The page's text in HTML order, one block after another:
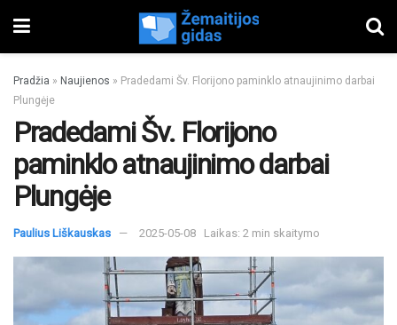
Pradžia » Naujienos » Pradedami Šv. Florijono paminklo atnaujinimo darbai
Plungėje
Pradedami Šv. Florijono
paminklo atnaujinimo darbai
Plungėje
Paulius Liškauskas 2025-05-08 Laikas: 2 min skaitymo